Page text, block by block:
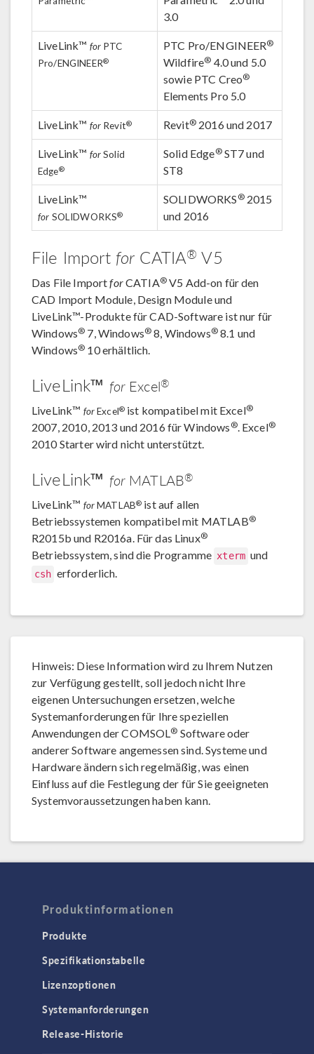
3.0
LiveLink™ forPTC
Pro/ENGINEER®
PTC Pro/ENGINEER®
Wildfire® 4.0 und 5.0
sowie PTC Creo®
Elements Pro 5.0
LiveLink™ forRevit® Revit®2016 und 2017
LiveLink™ forSolid
Edge®
Solid Edge®ST7 und
ST8
LiveLink™
for SOLIDWORKS®
SOLIDWORKS ®2015
und 2016
File Import for CATIA® V5
Das File ImportforCATIA®V5 Add-on für den
CAD Import Module, Design Module und
LiveLink™-Produkte für CAD-Software ist nur für
Windows® 7, Windows® 8, Windows®8.1 und
Windows® 10 erhältlich.
LiveLink™ forExcel®
LiveLink™ forExcel® ist kompatibel mit Excel®
2007, 2010, 2013 und 2016 für Windows ®. Excel®
2010 Starter wird nicht unterstützt.
LiveLink™ forMATLAB®
LiveLink™ forMATLAB® ist auf allen
Betriebssystemen kompatibel mit MATLAB®
R2015b und R2016a. Für das Linux®
Betriebssystem, sind die Programme xterm und
csh erforderlich.
Hinweis: Diese Information wird zu Ihrem Nutzen
zur Verfügung gestellt, soll jedoch nicht Ihre
eigenen Untersuchungen ersetzen, welche
Systemanforderungen für Ihre speziellen
Anwendungen der COMSOL® Software oder
anderer Software angemessen sind. Systeme und
Hardware ändern sich regelmäßig, was einen
Einfluss auf die Festlegung der für Sie geeigneten
Systemvoraussetzungen haben kann.
Produktinformationen
Produkte
Spezifikationstabelle
Lizenzoptionen
Systemanforderungen
Release-Historie